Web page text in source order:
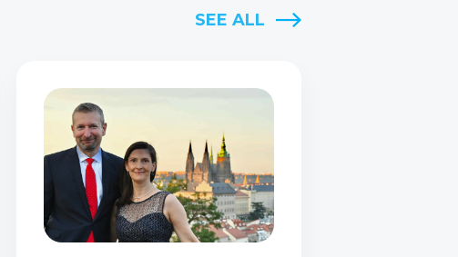
SEE ALL